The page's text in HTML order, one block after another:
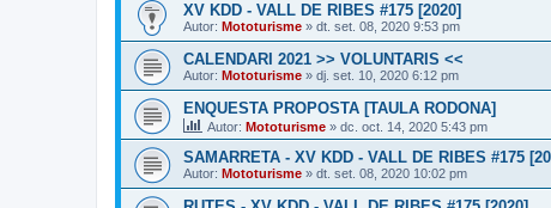
XV KDD - VALL DE RIBES #175 [2020]
Autor: Mototurisme » dt. set. 08, 2020 9:53 pm
CALENDARI 2021 >> VOLUNTARIS <<
Autor: Mototurisme » dj. set. 10, 2020 6:12 pm
ENQUESTA PROPOSTA [TAULA RODONA]
Autor: Mototurisme » dc. oct. 14, 2020 5:43 pm
SAMARRETA - XV KDD - VALL DE RIBES #175
Autor: Mototurisme » dt. set. 08, 2020 10:02 pm